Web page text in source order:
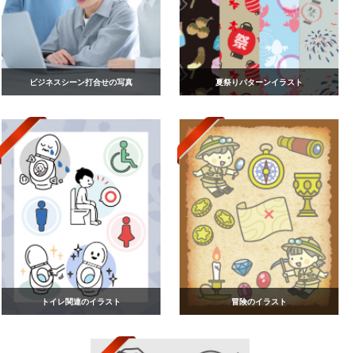
ビジネスシーン打合せの写真 夏祭りパターンイラスト
トイレ関連のイラスト 冒険のイラスト